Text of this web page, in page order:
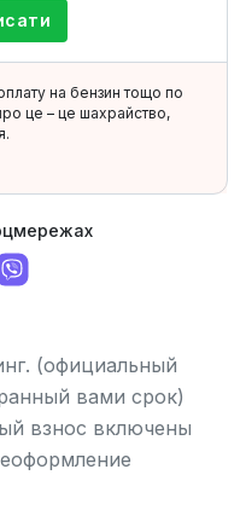
на бензин тощо по
це – це шахрайство,
(официальный
вами срок)
взнос включены